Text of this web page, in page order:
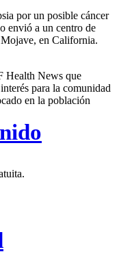
por un posible cáncer
envió a un centro de
en California.
Health News que
para la comunidad
en la población